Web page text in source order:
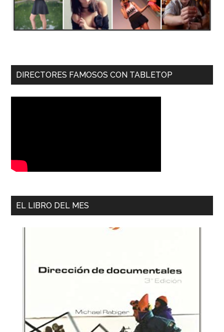
DIRECTORES FAMOSOS CON TABLETOP
EL LIBRO DEL MES